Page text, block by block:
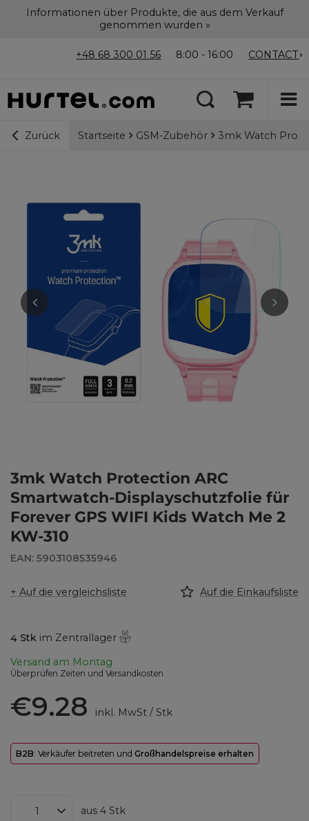
Informationen über Produkte, die aus dem Verkauf
genommen wurden »
+48 68 300 01 56 8:00 - 16:00 CONTACT
Zurück Startseite GSM-Zubehör 3mk Watch
3mk Watch Protection ARC
Smartwatch-Displayschutzfolie für
Forever GPS WIFI Kids Watch Me 2
KW-310
EAN: 5903108535946
+ Auf die vergleichsliste Auf die Einkaufsliste
4 Stk im Zentrallager
Versand am Montag
Überprüfen Zeiten und Versandkosten
€9.28 inkl. MwSt/ Stk
B2B: Verkäufer beitreten und Großhandelspreise erhalten
aus 4 Stk